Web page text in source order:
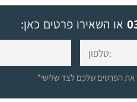
או השאירו פרטים כאן:
את הפרטים שלכם לצד שלישי